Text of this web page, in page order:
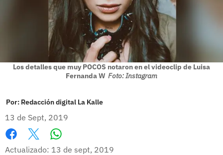
Los detalles que muy POCOS notaron en el videoclip de Luisa
Fernanda W Foto: Instagram
Por: Redacción digital La Kalle
13 de Sept, 2019
Facebook
X
Actualizado: 13 de sept, 2019